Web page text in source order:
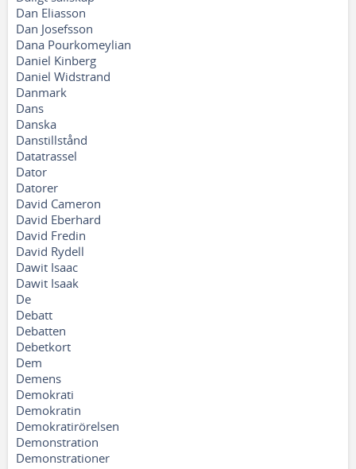
Dan Eliasson
Dan Josefsson
Dana Pourkomeylian
Daniel Kinberg
Daniel Widstrand
Danmark
Dans
Danska
Danstillstånd
Datatrassel
Dator
Datorer
David Cameron
David Eberhard
David Fredin
David Rydell
Dawit Isaac
Dawit Isaak
De
Debatt
Debatten
Debetkort
Dem
Demens
Demokrati
Demokratin
Demokratirörelsen
Demonstration
Demonstrationer